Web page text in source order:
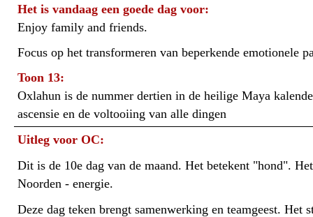
Het is vandaag een goede dag voor:
Enjoy family and friends.
Focus op het transformeren van beperkende emotionele
Toon 13:
Oxlahun is de nummer dertien in de heilige Maya
ascensie en de voltooiing van alle dingen
Uitleg voor OC:
Dit is de 10e dag van de maand. Het betekent "hond".
Noorden - energie.
Deze dag teken brengt samenwerking en teamgeest. Het